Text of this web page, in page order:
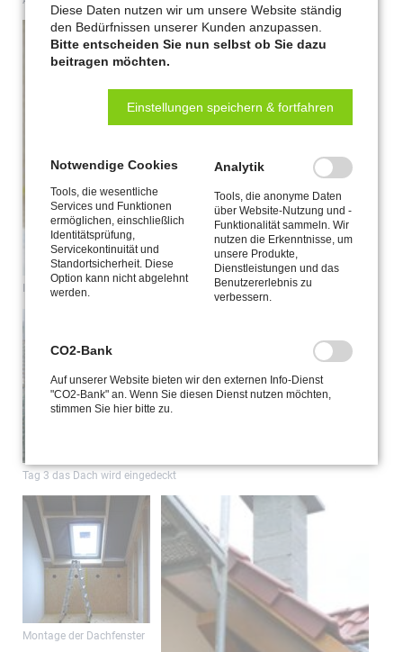
Innenansicht Absturzsicherung Galerie Wohnzimmer
Tag 3 das Dach wird eingedeckt
Montage der Dachfenster
Diese Daten nutzen wir um unsere Website ständig
den Bedürfnissen unserer Kunden anzupassen.
Bitte entscheiden Sie nun selbst ob Sie dazu
beitragen möchten.
Einstellungen speichern & fortfahren
Notwendige Cookies
Tools, die wesentliche
Services und Funktionen
ermöglichen, einschließlich
Identitätsprüfung,
Servicekontinuität und
Standortsicherheit. Diese
Option kann nicht abgelehnt
werden.
Analytik
Tools, die anonyme Daten
über Website-Nutzung und -
Funktionalität sammeln. Wir
nutzen die Erkenntnisse, um
unsere Produkte,
Dienstleistungen und das
Benutzererlebnis zu
verbessern.
CO2-Bank
Auf unserer Website bieten wir den externen Info-Dienst
"CO2-Bank" an. Wenn Sie diesen Dienst nutzen möchten,
stimmen Sie hier bitte zu.